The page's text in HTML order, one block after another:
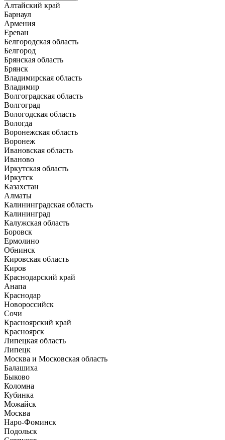
Алтайский край
Барнаул
Армения
Ереван
Белгородская область
Белгород
Брянская область
Брянск
Владимирская область
Владимир
Волгоградская область
Волгоград
Вологодская область
Вологда
Воронежская область
Воронеж
Ивановская область
Иваново
Иркутская область
Иркутск
Казахстан
Алматы
Калининградская область
Калининград
Калужская область
Боровск
Ермолино
Обнинск
Кировская область
Киров
Краснодарский край
Анапа
Краснодар
Новороссийск
Сочи
Красноярский край
Красноярск
Липецкая область
Липецк
Москва и Московская область
Балашиха
Быково
Коломна
Кубинка
Можайск
Москва
Наро-Фоминск
Подольск